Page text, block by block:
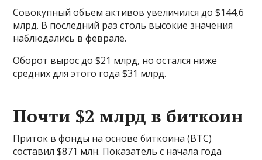
Совокупный объем активов увеличился до $144,6
млрд. В последний раз столь высокие значения
наблюдались в феврале.
Оборот вырос до $21 млрд, но остался ниже
средних для этого года $31 млрд.
Почти $2 млрд в биткоин
Приток в фонды на основе биткоина (BTC)
составил $871 млн. Показатель с начала года